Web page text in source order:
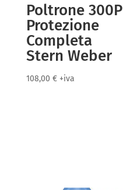
Poltrone 300P
Protezione
Completa
Stern Weber
108,00 € +iva